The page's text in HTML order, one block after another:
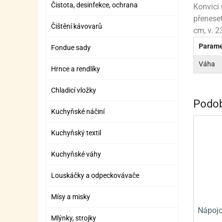
BOXY A TAŠKY NA POMŮCKY
ZÁBAVNÉ HRAČKY, DOPLŇKY
VÝROBA SLIZU
ZÁBAVNÍ PYROTECHNIKA
Čistota, desinfekce, ochrana
Čištění kávovarů
Fondue sady
Hrnce a rendlíky
Chladicí vložky
Kuchyňské náčiní
Kuchyňský textil
Kuchyňské váhy
Louskáčky a odpeckovávače
Mísy a misky
Mlýnky, strojky
cm, v.
Váha